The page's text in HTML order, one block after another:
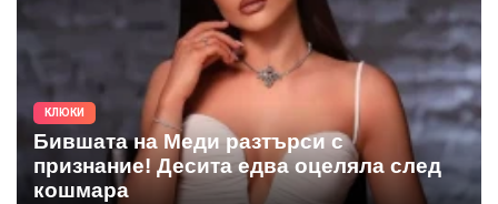
КЛЮКИ
Бившата на Меди разтърси с
признание! Десита едва оцеляла след
кошмара